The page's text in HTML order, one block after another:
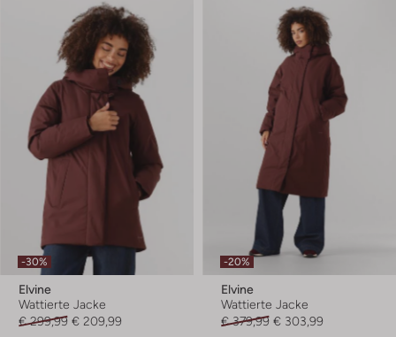
-30%
Elvine
Wattierte Jacke
€ 299,99 € 209,99
-20%
Elvine
Wattierte Jacke
€ 379,99 € 303,99